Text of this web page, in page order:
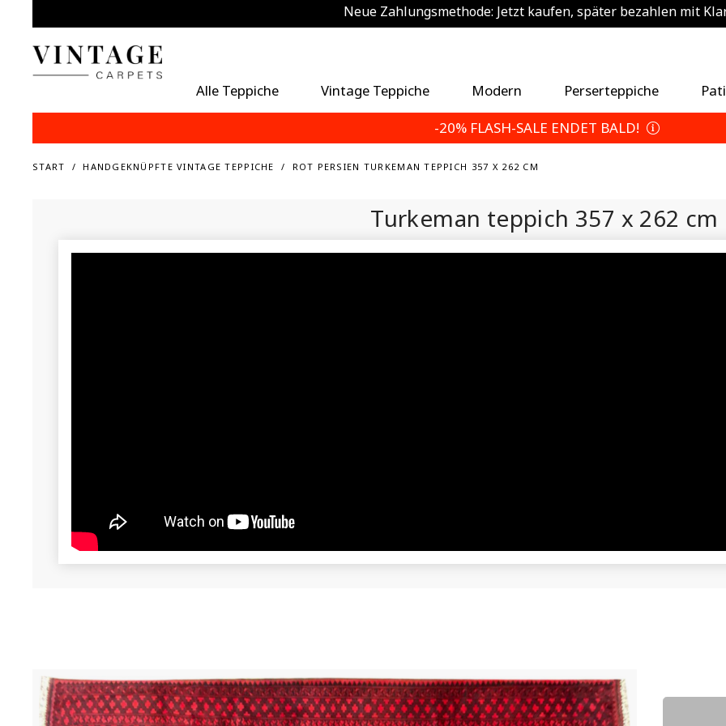
Zusätzlich 5% sparen — Wählen Sie Ihre
Neue Zahlungsmethode: Jetzt kaufen, später bezahlen mit
Alle Teppiche Vintage Teppiche Modern Perserteppiche
-20% FLASH-SALE ENDET BALD!
START HANDGEKNÜPFTE VINTAGE TEPPICHE ROT PERSIEN TURKEMAN TEPPICH 357 X 262 CM
Turkeman teppich 357 x 262 cm